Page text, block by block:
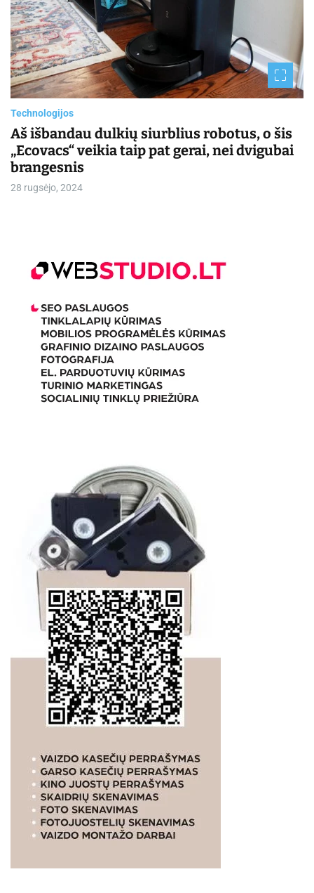
r
e
a
d
t
i
Technologijos
Aš išbandau dulkių siurblius robotus, o šis
„Ecovacs“ veikia taip pat gerai, nei dvigubai
brangesnis
28 rugsėjo, 2024